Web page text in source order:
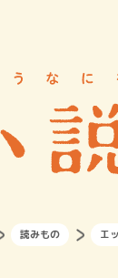
読みもの エ